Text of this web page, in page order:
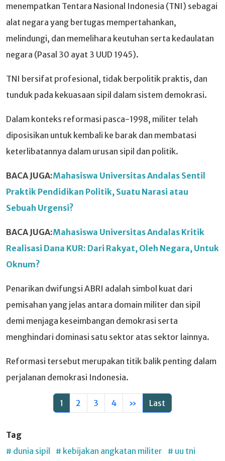
menempatkan Tentara Nasional Indonesia (TNI) sebagai
alat negara yang bertugas mempertahankan,
melindungi, dan memelihara keutuhan serta kedaulatan
negara (Pasal 30 ayat 3 UUD 1945).
TNI bersifat profesional, tidak berpolitik praktis, dan
tunduk pada kekuasaan sipil dalam sistem demokrasi.
Dalam konteks reformasi pasca-1998, militer telah
diposisikan untuk kembali ke barak dan membatasi
keterlibatannya dalam urusan sipil dan politik.
BACA JUGA:Mahasiswa Universitas Andalas Sentil
Praktik Pendidikan Politik, Suatu Narasi atau
Sebuah Urgensi?
BACA JUGA:Mahasiswa Universitas Andalas Kritik
Realisasi Dana KUR: Dari Rakyat, Oleh Negara, Untuk
Oknum?
Penarikan dwifungsi ABRI adalah simbol kuat dari
pemisahan yang jelas antara domain militer dan sipil
demi menjaga keseimbangan demokrasi serta
menghindari dominasi satu sektor atas sektor lainnya.
Reformasi tersebut merupakan titik balik penting dalam
perjalanan demokrasi Indonesia.
1 2 3 4 » Last
Tag
# dunia sipil
# kebijakan angkatan militer # uu tni